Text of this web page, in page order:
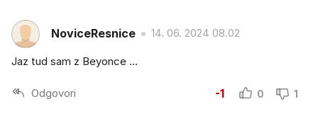
NoviceResnice 14. 06. 2024 08.02
Jaz tud sam z Beyonce ...
Odgovori -1 0 1